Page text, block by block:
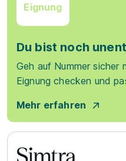
Eignung
Du bist noch
Geh auf Nummer sicher
Eignung checken und
Mehr erfahren